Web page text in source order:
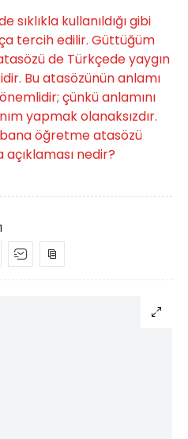
kullanıldığı gibi
tercih edilir. Güttüğüm
de Türkçede yaygın
Bu atasözünün anlamı
çünkü anlamını
yapmak olanaksızdır.
öğretme atasözü
nedir?